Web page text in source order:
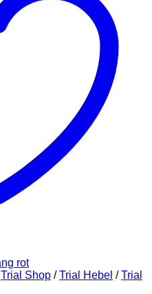
Trial Shop / Trial Hebel / Trial